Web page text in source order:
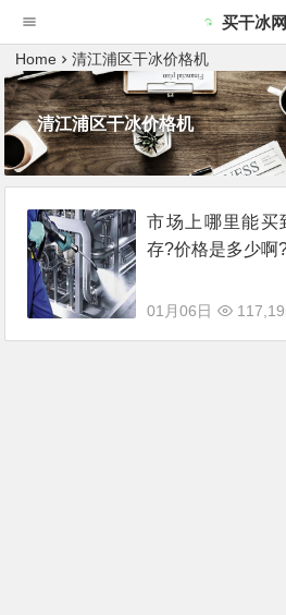
买干冰网
Home 清江浦区干冰价格机
清江浦区干冰价格机
市场上哪里能买
存?价格是多少啊
01月06日